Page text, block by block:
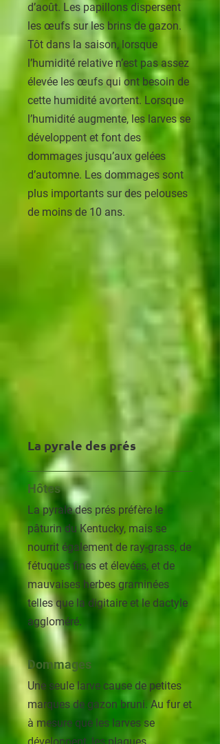
d’août. Les papillons dispersent
les œufs sur les brins de gazon.
Tôt dans la saison, lorsque
l’humidité relative n’est pas assez
élevée les œufs qui ont besoin de
cette humidité avortent. Lorsque
l’humidité augmente, les larves se
développent et font des
dommages jusqu’aux gelées
d’automne. Les dommages sont
plus importants sur des pelouses
de moins de 10 ans.
La pyrale des prés
Hôtes
La pyrale des prés préfère le
pâturin du Kentucky, mais se
nourrit également de ray-grass, de
fétuques fines et élevées, et de
mauvaises herbes graminées
telles que la digitaire et le dactyle
aggloméré.
Dommages
Une seule larve cause de petites
marques de gazon bruni. Au fur et
à mesure que les larves se